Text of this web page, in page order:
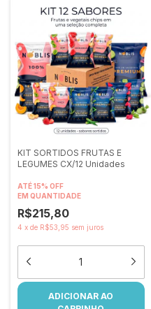
KIT SORTIDOS FRUTAS E
LEGUMES CX/12 Unidades
ATÉ 15% OFF
EM QUANTIDADE
R$215,80
4 x de R$53,95 sem juros